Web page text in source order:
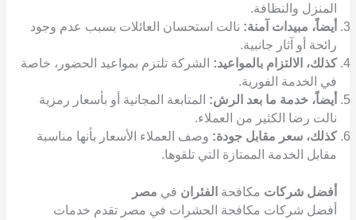
المنزل والنظافة.
أيضاً، مبيدات آمنة: نالت استحسان العائلات بسبب عدم وجود
رائحة أو آثار جانبية.
كذلك، الالتزام بالمواعيد: الشركة تلتزم بمواعيد الحضور، خاصة
في الخدمة الفورية.
أيضاً، خدمة ما بعد الرش: المتابعة المجانية أو بأسعار رمزية
نالت رضا الكثير من العملاء.
كذلك، سعر مقابل جودة: وصف العملاء الأسعار بأنها مناسبة
مقابل الخدمة الممتازة التي تلقوها.
أفضل شركات مكافحة الفئران في مصر
أفضل شركات مكافحة الحشرات في مصر تقدم خدمات